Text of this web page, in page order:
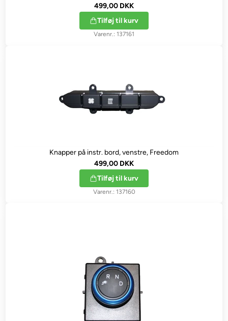
499,00 DKK
Tilføj til kurv
137161
Knapper på instr. bord, venstre, Freedom
499,00 DKK
Tilføj til kurv
137160